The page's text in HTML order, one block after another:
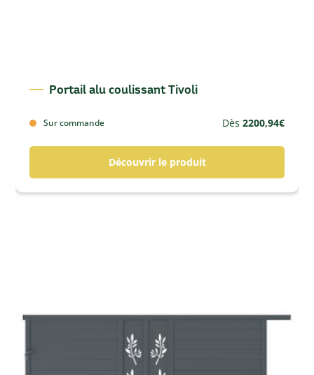
Portail alu coulissant Tivoli
Sur commande Dès 2200,94€
Découvrir le produit